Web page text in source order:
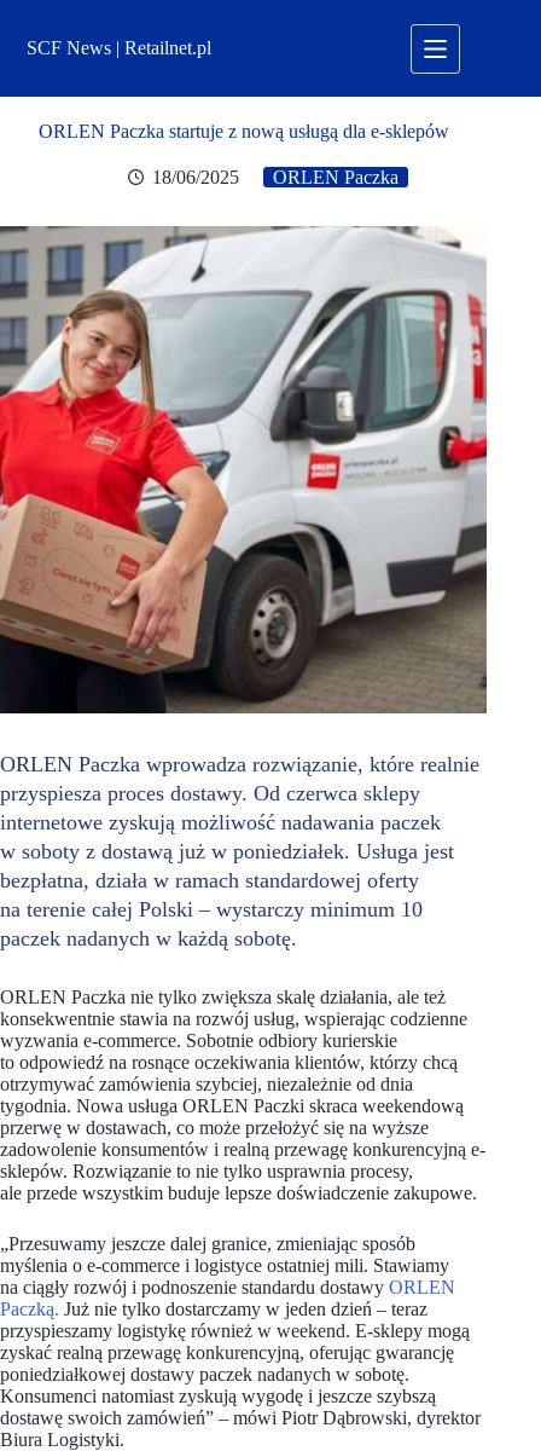
treściSCF News | Retailnet.pl
ORLEN Paczka startuje z nową usługą dla e-sklepów
18/06/2025 ORLEN Paczka
ORLEN Paczka wprowadza rozwiązanie, które realnie
przyspiesza proces dostawy. Od czerwca sklepy
internetowe zyskują możliwość nadawania paczek
w soboty z dostawą już w poniedziałek. Usługa jest
bezpłatna, działa w ramach standardowej oferty
na terenie całej Polski – wystarczy minimum 10
paczek nadanych w każdą sobotę.
ORLEN Paczka nie tylko zwiększa skalę działania, ale też
konsekwentnie stawia na rozwój usług, wspierając codzienne
wyzwania e-commerce. Sobotnie odbiory kurierskie
to odpowiedź na rosnące oczekiwania klientów, którzy chcą
otrzymywać zamówienia szybciej, niezależnie od dnia
tygodnia. Nowa usługa ORLEN Paczki skraca weekendową
przerwę w dostawach, co może przełożyć się na wyższe
zadowolenie konsumentów i realną przewagę konkurencyjną e-
sklepów. Rozwiązanie to nie tylko usprawnia procesy,
ale przede wszystkim buduje lepsze doświadczenie zakupowe.
„Przesuwamy jeszcze dalej granice, zmieniając sposób
myślenia o e-commerce i logistyce ostatniej mili. Stawiamy
na ciągły rozwój i podnoszenie standardu dostawy ORLEN
Paczką. Już nie tylko dostarczamy w jeden dzień – teraz
przyspieszamy logistykę również w weekend. E-sklepy mogą
zyskać realną przewagę konkurencyjną, oferując gwarancję
poniedziałkowej dostawy paczek nadanych w sobotę.
Konsumenci natomiast zyskują wygodę i jeszcze szybszą
dostawę swoich zamówień” – mówi Piotr Dąbrowski, dyrektor
Biura Logistyki.